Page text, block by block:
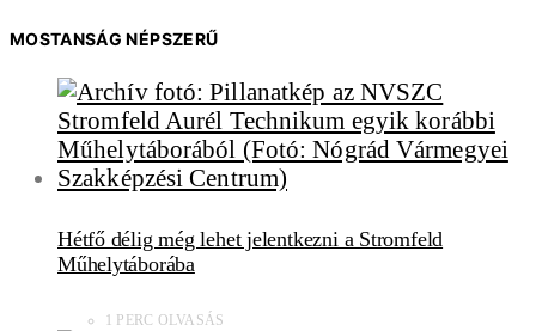
MOSTANSÁG NÉPSZERŰ
Hétfő délig még lehet jelentkezni a Stromfeld
Műhelytáborába
1 PERC OLVASÁS